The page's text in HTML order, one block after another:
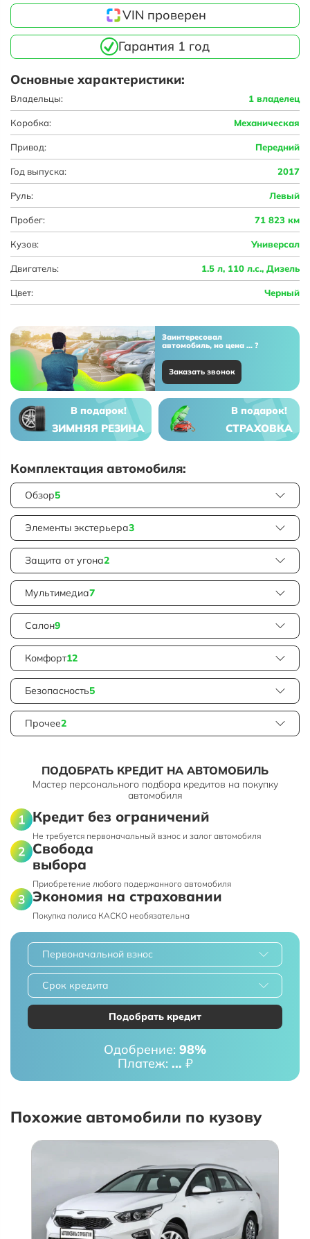
VIN проверен
Гарантия 1 год
Основные характеристики:
Владельцы: 1 владелец
Коробка: Механическая
Привод: Передний
Год выпуска: 2017
Руль: Левый
Пробег: 71 823 км
Кузов: Универсал
Двигатель: 1.5 л, 110 л.с., Дизель
Цвет: Черный
Заинтересовал
автомобиль, но цена ... ?
Заказать звонок
В подарок!
ЗИМНЯЯ РЕЗИНА
В подарок!
СТРАХОВКА
Комплектация автомобиля:
Обзор5
Элементы экстерьера3
Защита от угона2
Мультимедиа7
Салон9
Комфорт12
Безопасность5
Прочее2
ПОДОБРАТЬ КРЕДИТ НА АВТОМОБИЛЬ
Мастер персонального подбора кредитов на покупку
автомобиля
Кредит без ограничений
Не требуется первоначальный взнос и залог автомобиля
Свобода
выбора
Приобретение любого подержанного автомобиля
Экономия на страховании
Покупка полиса КАСКО необязательна
Первоначальной взнос
Срок кредита
Подобрать кредит
Одобрение: 98%
Платеж: ... ₽
Похожие автомобили по кузову